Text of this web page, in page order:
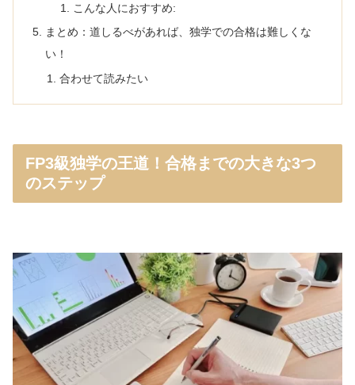
こんな人におすすめ:
まとめ：道しるべがあれば、独学での合格は難しくな
い！
合わせて読みたい
FP3級独学の王道！合格までの大きな3つ
のステップ